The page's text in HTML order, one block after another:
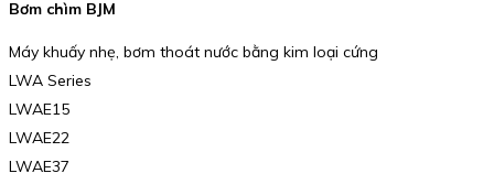
Bơm chìm BJM
Máy khuấy nhẹ, bơm thoát nước bằng kim loại cứng
LWA Series
LWAE15
LWAE22
LWAE37